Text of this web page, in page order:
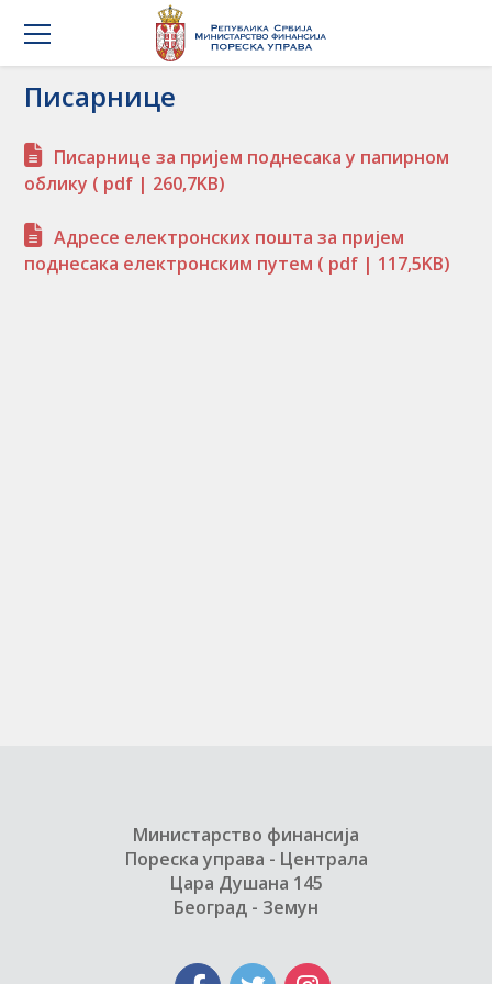
Писарнице
Писарнице за пријем поднесака у папирном
облику ( pdf | 260,7KB)
Адресе eлектронских пошта за пријем
поднесака електронским путем ( pdf | 117,5KB)
Министарство финансија
Пореска управа - Централа
Цара Душана 145
Београд - Земун